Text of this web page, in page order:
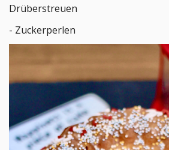
Drüberstreuen
- Zuckerperlen